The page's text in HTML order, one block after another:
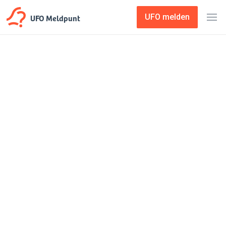
UFO Meldpunt UFO melden